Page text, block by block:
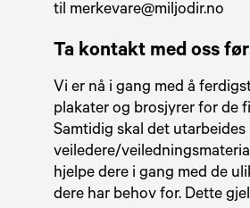
til merkevare@miljodir.no
Ta kontakt med oss
Vi er nå i gang med å
plakater og brosjyrer for de
Samtidig skal det utarbeides
veiledere/
hjelpe dere i gang med de
dere har behov for. Dette